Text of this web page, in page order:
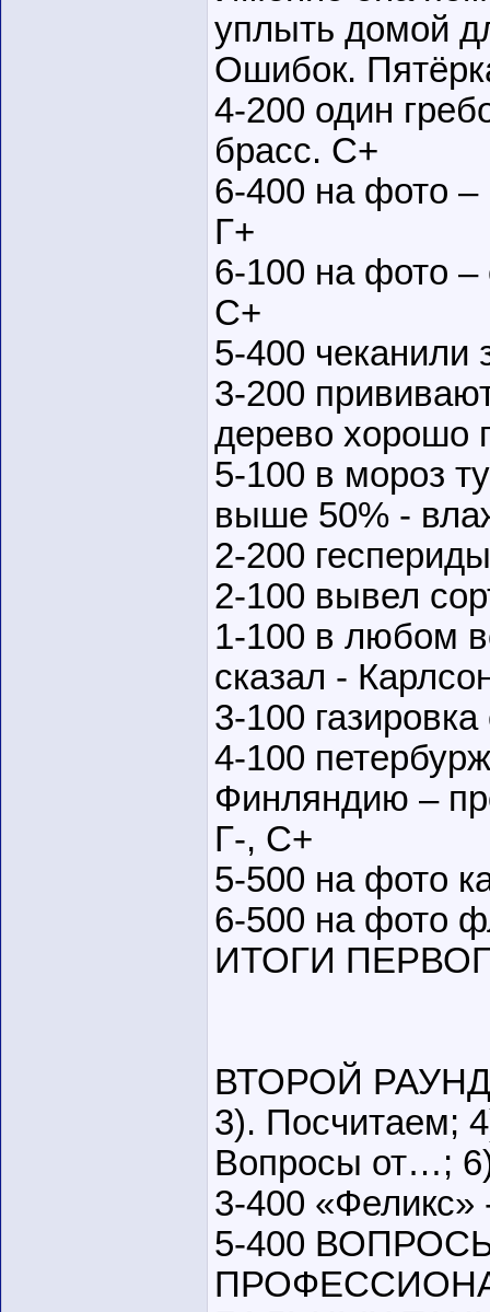
уплыть домой
Ошибок.
4-200 один
брасс. С+
6-400 на фото –
Г+
6-100 на фото –
С+
5-400
3-200
дерево хорошо
5-100 в мороз
выше 50% -
2-200
2-100 вывел
1-100 в любом
сказал -
3-100
4-100
Финляндию –
Г-, С+
5-500 на фото
6-500 на фото
ИТОГИ
ВТОРОЙ РАУНД:
3). Посчитаем;
Вопросы от…;
3-400
5-400